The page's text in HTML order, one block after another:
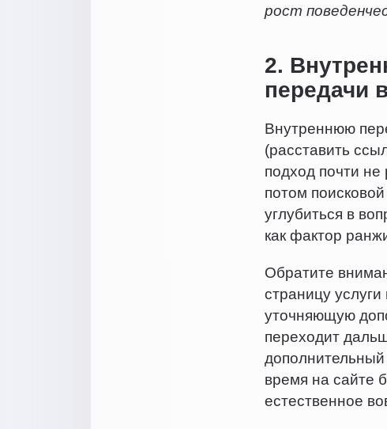
рост
2.
передачи
Внутреннюю
(расставить
подход почти
потом
углубиться в
как фактор
Обратите
страницу
уточняющую
переходит
время на сайте
естественное